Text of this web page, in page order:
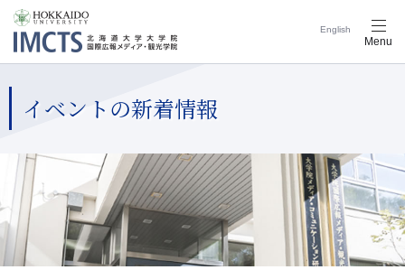
English
メ
ュ
ョ
ボ
タ
ン
Menu
イベントの新着情報